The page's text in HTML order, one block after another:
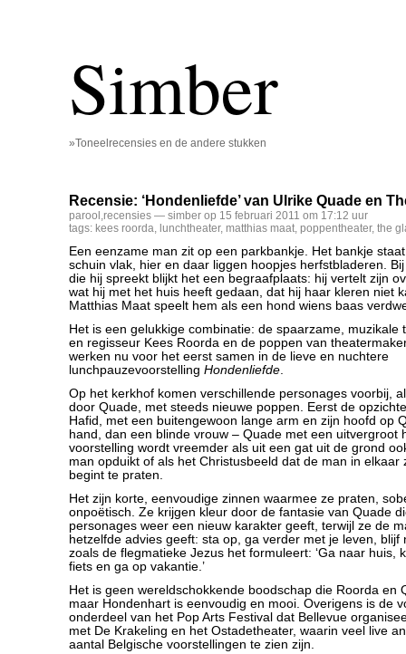
Simber
»Toneelrecensies en de andere stukken
Recensie: ‘Hondenliefde’ van Ulrike Quade en
parool ,recensies — simber op 15 februari 2011 om 17:12 uur
tags: kees roorda, lunchtheater, matthias maat, poppentheater, the
Een eenzame man zit op een parkbankje. Het bankje
schuin vlak, hier en daar liggen hoopjes herfstbladeren.
die hij spreekt blijkt het een begraafplaats: hij vertelt zijn
wat hij met het huis heeft gedaan, dat hij haar kleren niet
Matthias Maat speelt hem als een hond wiens baas
Het is een gelukkige combinatie: de spaarzame, muzikale
en regisseur Kees Roorda en de poppen van
werken nu voor het eerst samen in de lieve en nuchtere
lunchpauzevoorstelling Hondenliefde.
Op het kerkhof komen verschillende personages voorbij,
door Quade, met steeds nieuwe poppen. Eerst de
Hafid, met een buitengewoon lange arm en zijn hoofd op
hand, dan een blinde vrouw – Quade met een uitvergroot
voorstelling wordt vreemder als uit een gat uit de grond
man opduikt of als het Christusbeeld dat de man in elkaar
begint te praten.
Het zijn korte, eenvoudige zinnen waarmee ze praten,
onpoëtisch. Ze krijgen kleur door de fantasie van Quade
personages weer een nieuw karakter geeft, terwijl ze de
hetzelfde advies geeft: sta op, ga verder met je leven, blijf
zoals de flegmatieke Jezus het formuleert: ‘Ga naar huis,
fiets en ga op vakantie.’
Het is geen wereldschokkende boodschap die Roorda en
maar Hondenhart is eenvoudig en mooi. Overigens is de
onderdeel van het Pop Arts Festival dat Bellevue
met De Krakeling en het Ostadetheater, waarin veel live
aantal Belgische voorstellingen te zien zijn.